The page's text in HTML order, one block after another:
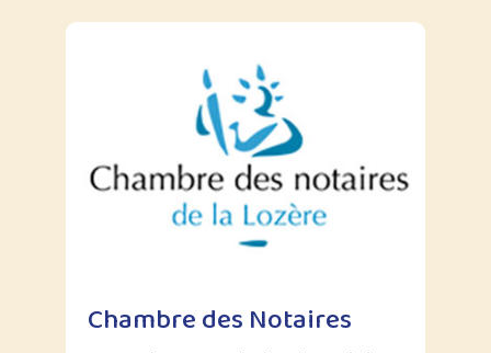
Chambre des Notaires